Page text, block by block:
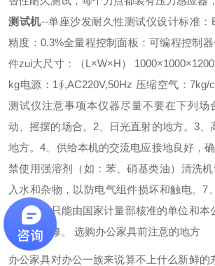
测试机--单座沙发耐久性测试仪设计标准：
精度：0.3%全量程控制面板：可编程控制
件zui大尺寸：（L×W×H）
kg电源：1∮,AC220V,50Hz 压缩空气：7kg/
测试仪注意事项本仪器尽量不要在下列场
动、摇摆的场合。 2、日光直射的地方。 3、
地方。4、供给本机的交流电应接地良好，确
禁使用强溶剂（如：苯、硝基类油）清洗机
入水和杂物，以防电气组件损坏和触电。7
装及调试只能由国家计量部核准的单位和本
得擅自拆修。
选购办公家具前注意的地方
办公家具对办公一族来说算不上什么新鲜的